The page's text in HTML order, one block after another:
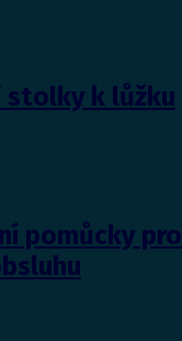
stolky k lůžku
pomůcky pro